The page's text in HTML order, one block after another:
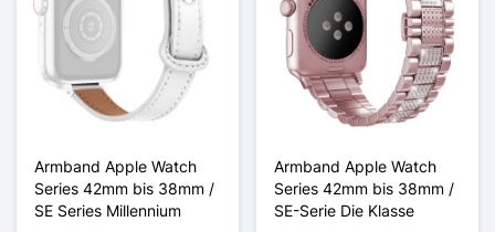
Armband Apple Watch
Series 42mm bis 38mm /
SE Series Millennium
Armband Apple Watch
Series 42mm bis 38mm /
SE-Serie Die Klasse